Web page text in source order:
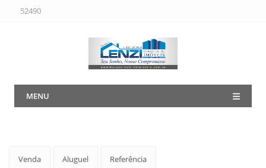
52490
MENU
Venda Aluguel Referência